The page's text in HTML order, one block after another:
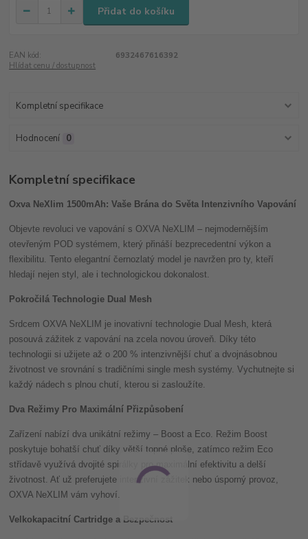
Přidat do košíku
EAN kód:
6932467616392
Hlídat cenu / dostupnost
Kompletní specifikace
Hodnocení 0
Kompletní specifikace
Oxva NeXlim 1500mAh: Vaše Brána do Světa Intenzivního Vapování
Objevte revoluci ve vapování s OXVA NeXLIM – nejmodernějším
otevřeným POD systémem, který přináší bezprecedentní výkon a
flexibilitu. Tento elegantní černozlatý model je navržen pro ty, kteří
hledají nejen styl, ale i technologickou dokonalost.
Pokročilá Technologie Dual Mesh
Srdcem OXVA NeXLIM je inovativní technologie Dual Mesh, která
posouvá zážitek z vapování na zcela novou úroveň. Díky této
technologii si užijete až o 200 % intenzivnější chuť a dvojnásobnou
životnost ve srovnání s tradičními single mesh systémy. Vychutnejte si
každý nádech s plnou chutí, kterou si zasloužíte.
Dva Režimy Pro Maximální Přizpůsobení
Zařízení nabízí dva unikátní režimy – Boost a Eco. Režim Boost
poskytuje bohatší chuť díky větší topné ploše, zatímco režim Eco
střídavě využívá dvojité spirálky pro maximální efektivitu a delší
životnost. Ať už preferujete intenzivní zážitek nebo úsporný provoz,
OXVA NeXLIM vám vyhoví.
Velkokapacitní Cartridge a Bezpečnost